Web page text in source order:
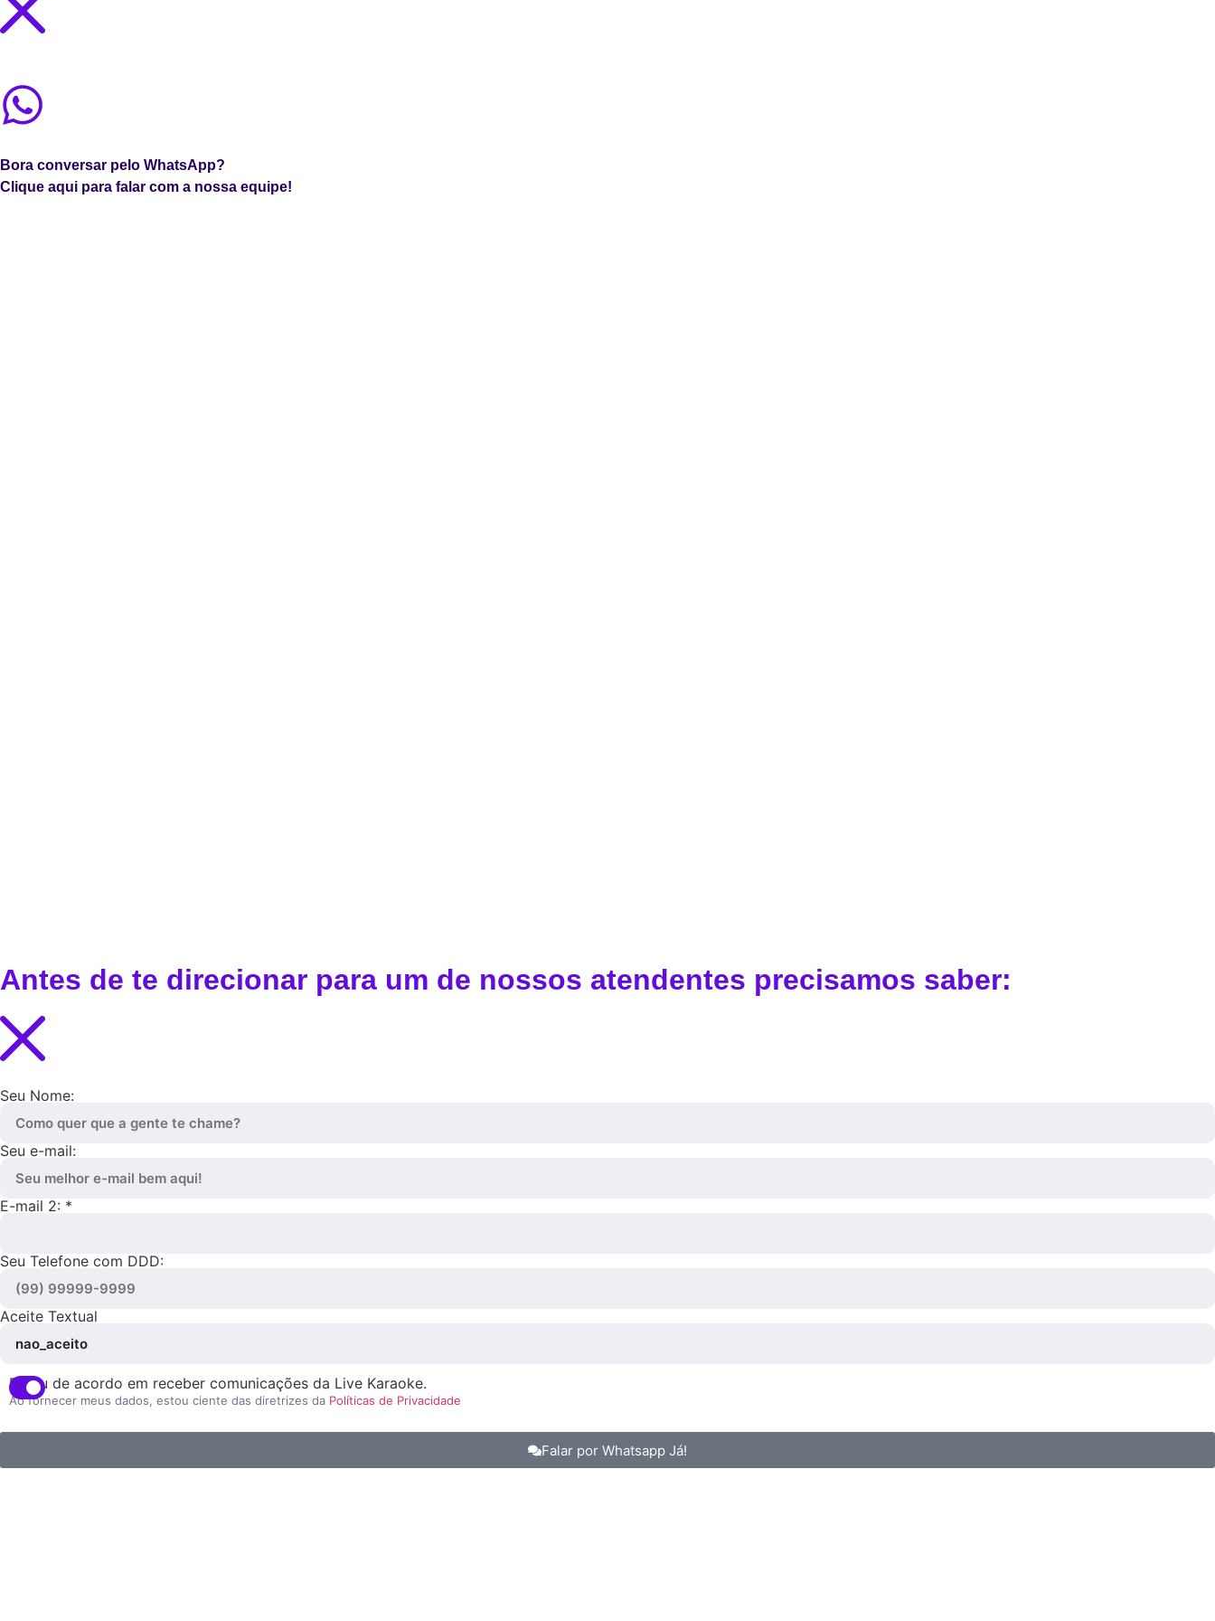
Bora conversar pelo WhatsApp?
Clique aqui para falar com a nossa equipe!
Antes de te direcionar para um de nossos atendentes precisamos saber:
Seu Nome:
Seu e-mail:
E-mail 2: *
Seu Telefone com DDD:
Aceite Textual
Estou de acordo em receber comunicações da Live Karaoke.
Ao fornecer meus dados, estou ciente das diretrizes da Políticas de Privacidade
Falar por Whatsapp Já!